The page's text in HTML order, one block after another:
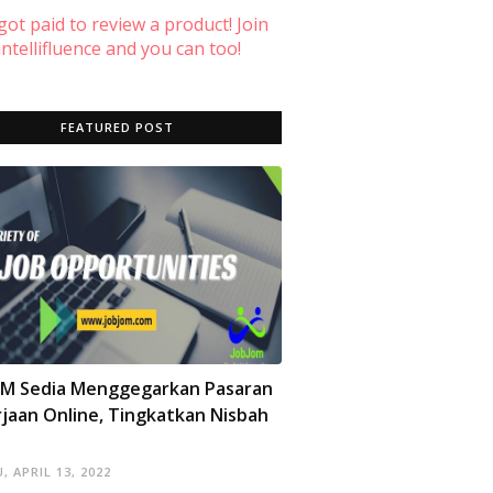
paid to review a product! Join
and you can too!
FEATURED POST
Sedia Menggegarkan Pasaran
Online, Tingkatkan Nisbah
APRIL 13, 2022